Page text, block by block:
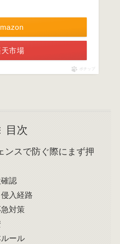
市場
ポチップ
目次
ンスで防ぐ際にまず押
認
入経路
対策
ール